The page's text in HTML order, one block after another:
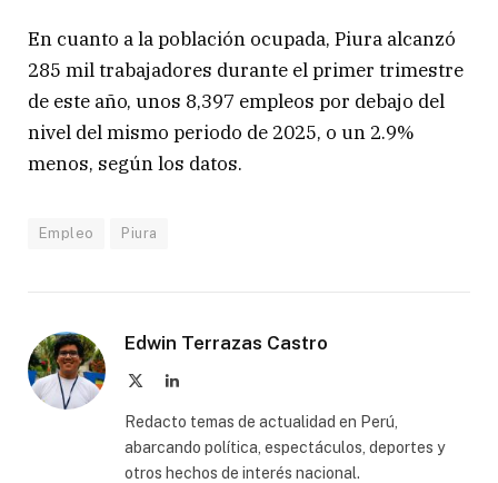
En cuanto a la población ocupada, Piura alcanzó
285 mil trabajadores durante el primer trimestre
de este año, unos 8,397 empleos por debajo del
nivel del mismo periodo de 2025, o un 2.9%
menos, según los datos.
Empleo Piura
Edwin Terrazas Castro
LinkedIn
Redacto temas de actualidad en Perú,
abarcando política, espectáculos, deportes y
otros hechos de interés nacional.